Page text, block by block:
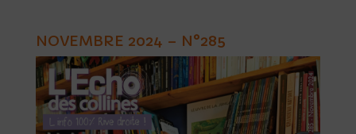
NOVEMBRE 2024 – N°285